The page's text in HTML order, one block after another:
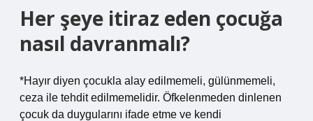
Her şeye itiraz eden çocuğa
nasıl davranmalı?
*Hayır diyen çocukla alay edilmemeli, gülünmemeli,
ceza ile tehdit edilmemelidir. Öfkelenmeden dinlenen
çocuk da duygularını ifade etme ve kendi